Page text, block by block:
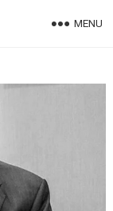
MENU